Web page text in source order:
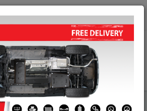
info@krytpodmotor.com
Kryt pod motor Audi A4